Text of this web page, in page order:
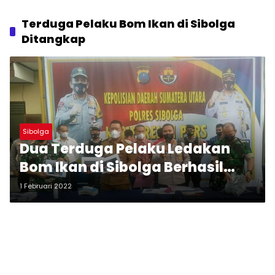
Terduga Pelaku Bom Ikan di Sibolga
Ditangkap
Sibolga
Dua Terduga Pelaku Ledakan
Bom Ikan di Sibolga Berhasil
Diriungkus Polres Sibolga
1 Februari 2022